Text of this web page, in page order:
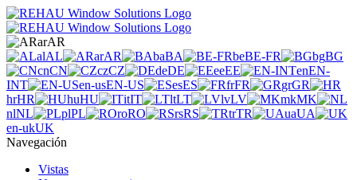
arAR
alAL arAR baBA beBE-FR bgBG
cnCN czCZ deDE eeEE enEN-
INT
en-usEN-US esES frFR grGR
hrHR huHU itIT ltLT lvLV mkMK
nlNL plPL roRO rsRS trTR uaUA
en-ukUK
Navegación
Vistas